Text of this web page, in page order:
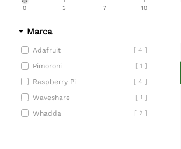
0 10
3 7
Marca
Adafruit [ 4 ]
Pimoroni [ 1 ]
Raspberry Pi [ 4 ]
Waveshare [ 1 ]
Whadda [ 2 ]